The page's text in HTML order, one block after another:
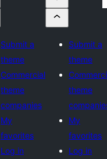
Submit a
theme
Commercial
theme
companies
My
favorites
Log in
Submit a
theme
theme
My
favorites
Log in